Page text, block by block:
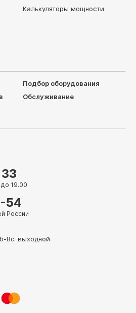
Калькуляторы мощности
Подбор оборудования
Обслуживание
19.00
54
России
Вс: выходной